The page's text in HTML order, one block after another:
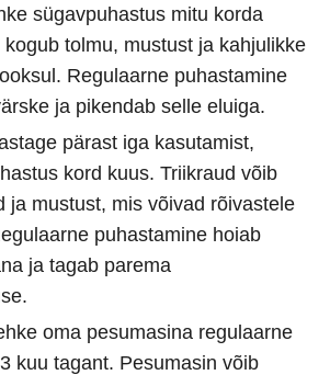
sügavpuhastus mitu korda
tolmu, mustust ja kahjulikke
Regulaarne puhastamine
ja pikendab selle eluiga.
pärast iga kasutamist,
kord kuus. Triikraud võib
ja mustust, mis võivad rõivastele
puhastamine hoiab
ja tagab parema
oma pesumasina regulaarne
kuu tagant. Pesumasin võib